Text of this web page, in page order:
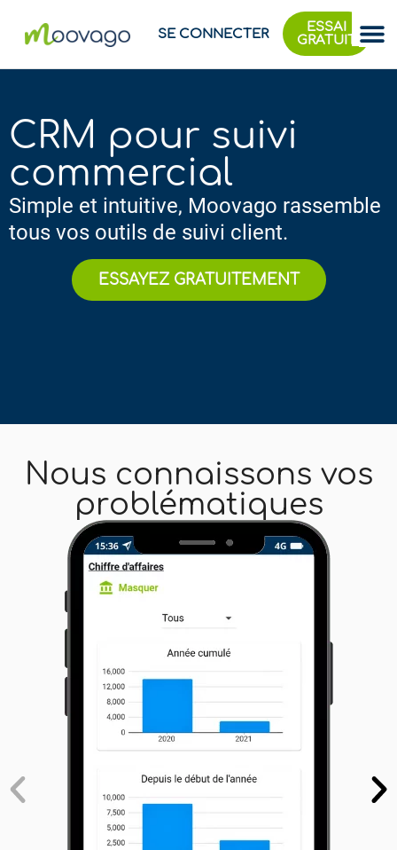
SE CONNECTER
ESSAI
GRATUIT
CRM pour suivi
commercial
Simple et intuitive, Moovago rassemble
tous vos outils de suivi client.​​
ESSAYEZ GRATUITEMENT
Nous connaissons vos
problématiques